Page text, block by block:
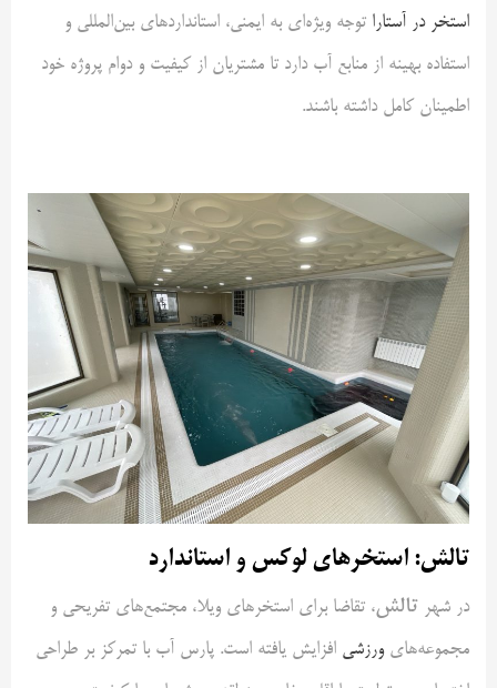
استخر در آستارا توجه ویژه‌ای به ایمنی، استانداردهای بین‌المللی و
استفاده بهینه از منابع آب دارد تا مشتریان از کیفیت و دوام پروژه خود
اطمینان کامل داشته باشند.
تالش: استخرهای لوکس و استاندارد
در شهر تالش، تقاضا برای استخرهای ویلا، مجتمع‌های تفریحی و
مجموعه‌هایورزشی افزایش یافته است. پارس آب با تمرکز بر طراحی